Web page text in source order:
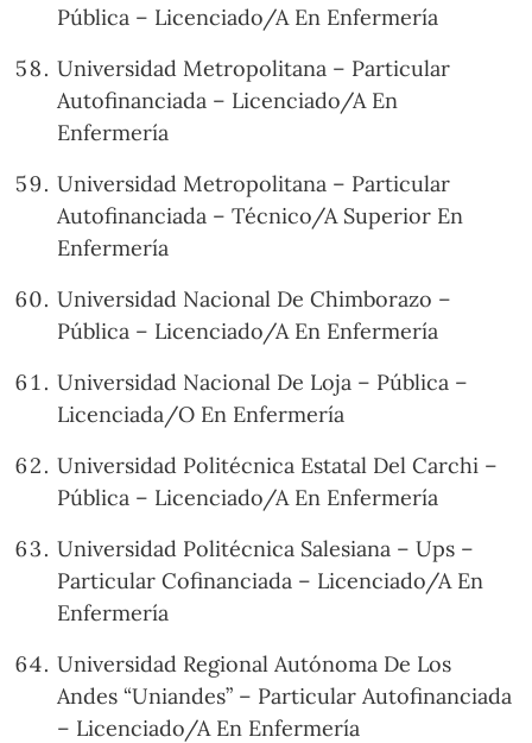
Pública – Licenciado/A En Enfermería
Universidad Metropolitana – Particular
Autofinanciada – Licenciado/A En
Enfermería
Universidad Metropolitana – Particular
Autofinanciada – Técnico/A Superior En
Enfermería
Universidad Nacional De Chimborazo –
Pública – Licenciado/A En Enfermería
Universidad Nacional De Loja – Pública –
Licenciada/O En Enfermería
Universidad Politécnica Estatal Del Carchi –
Pública – Licenciado/A En Enfermería
Universidad Politécnica Salesiana – Ups –
Particular Cofinanciada – Licenciado/A En
Enfermería
Universidad Regional Autónoma De Los
Andes “Uniandes” – Particular Autofinanciada
– Licenciado/A En Enfermería